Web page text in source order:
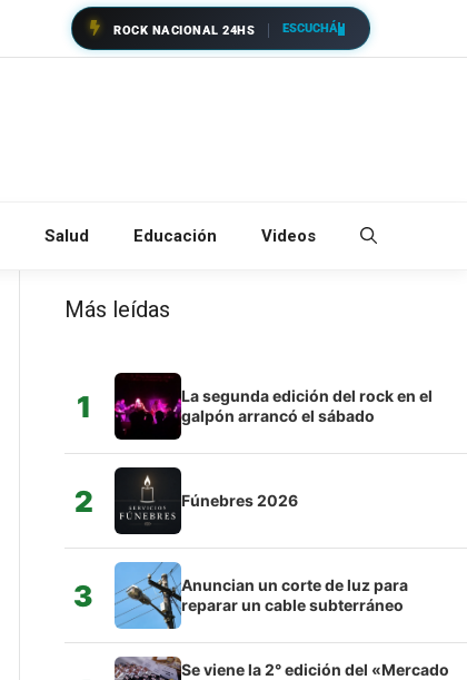
ROCK NACIONAL 24HS ESCUCHÁ
Salud Educación Videos
Más leídas
1
La segunda edición del rock en el
galpón arrancó el sábado
2 Fúnebres 2026
3
Anuncian un corte de luz para
reparar un cable subterráneo
Se viene la 2° edición del «Mercado